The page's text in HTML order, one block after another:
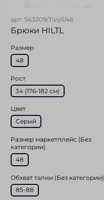
арт. S43209/Tivoli/46
Брюки HILTL
Размер
48
Рост
34 (176-182 см)
Цвет
Серый
Размер маркетплейс (Без
категории)
48
Обхват талии (Без категории)
85-88